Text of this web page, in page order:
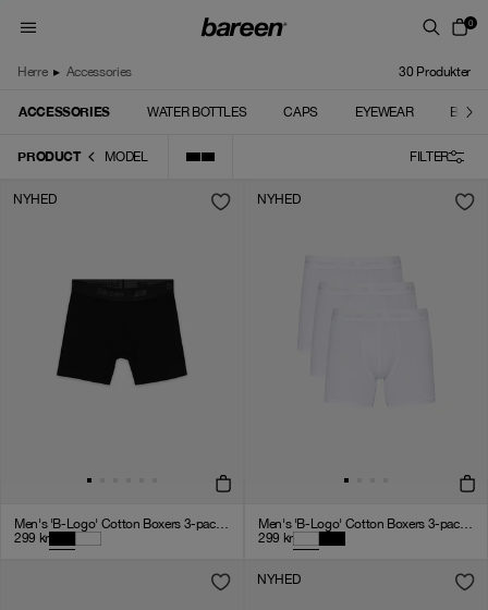
0
Herre ▸ Accessories 30 Produkter
ACCESSORIES WATER BOTTLES CAPS EYEWEAR
PRODUCT MODEL FILTER
NYHED
Men's 'B-Logo' Cotton Boxers 3-pack - Black
299 kr
NYHED
Men's 'B-Logo' Cotton Boxers 3-pack - White
299 kr
NYHED